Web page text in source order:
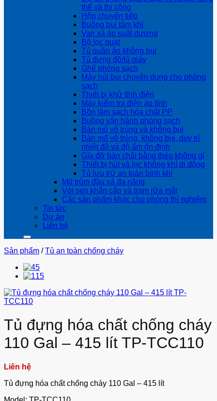
thể và thi công
Hộp chuyển tiếp
Buồng bụi tắm khí
Van xả áp suất dương
Bộ lọc quạt
Tủ quần áo không bụi
Tủ đựng đồ/tủ giày
Ghế phòng sạch
Máy hút bụi chuyên dụng cho phòng
sạch
Thiết bị khử tĩnh điện
Máy kiểm tra điện áp tĩnh
Bồn làm sạch hóa chất PP
Buồng vận hành phòng sạch
Bàn mổ vô trùng và không bụi
Bàn mổ vô trùng, không bụi, duy trì
nhiệt độ và độ ẩm ổn định
Gía đỡ bàn chải bằng thép không gỉ
Thiết bị hút và lọc không khí di động
Tủ lưu trữ an toàn bình khí
Mũ trùm đầu xả đa năng
Vòi sen khẩn cấp và trạm rửa mắt
Các sản phẩm khác cho phòng thí nghiệm
Tin tức
Dự án
Liên hệ
Sản phẩm / Tủ an toàn chống cháy
Tủ đựng hóa chất chống cháy
110 Gal – 415 lít TP-TCC110
Liên hệ
Tủ đựng hóa chất chống cháy 110 Gal – 415 lít